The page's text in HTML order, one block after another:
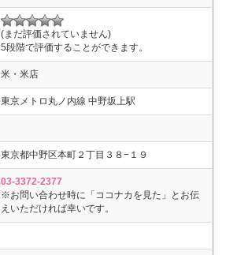
(まだ評価されていません)
5段階で評価することができます。
米・米店
東京メトロ丸ノ内線 中野坂上駅
東京都中野区本町２丁目３８−１９
03-3372-2377
※お問い合わせ時に「ココナカを見た」とお伝
えいただければ幸いです。